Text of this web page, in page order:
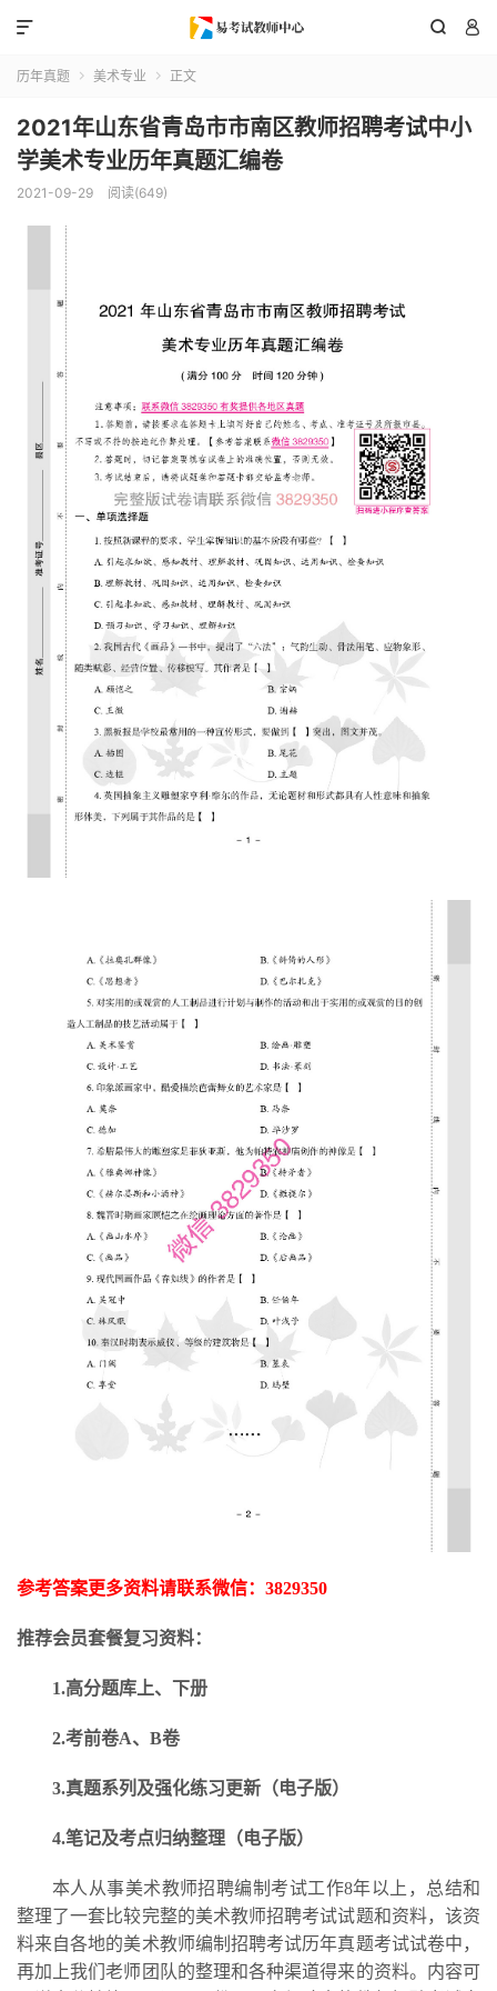
 

历年真题  美术专业  正文
2021年山东省青岛市市南区教师招聘考试中小
学美术专业历年真题汇编卷
2021-09-29 阅读(649)
参考答案更多资料请联系微信： 3829350
推荐会员套餐复习资料：
1.高分题库上、下册
2.考前卷A、B卷
3.真题系列及强化练习更新 （电子版）
4.笔记及考点归纳整理（电子版）
本人从事美术教师招聘编制考试工作8年以上，总结和
整理了一套比较完整的美术教师招聘考试试题和资料，该资
料来自各地的美术教师编制招聘考试历年真题考试试卷中，
再加上我们老师团队的整理和各种渠道得来的资料。内容可